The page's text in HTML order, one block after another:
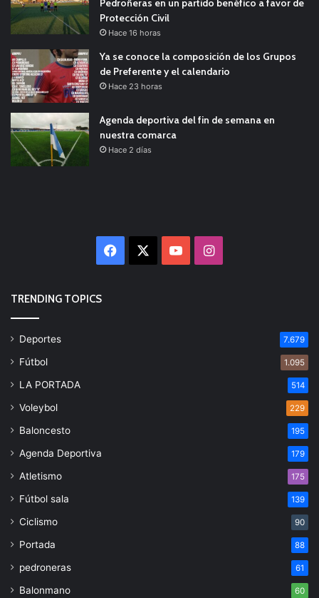
Pedroñeras en un partido benéfico a favor de
Protección Civil
Hace 16 horas
Ya se conoce la composición de los Grupos
de Preferente y el calendario
Hace 23 horas
Agenda deportiva del fin de semana en
nuestra comarca
Hace 2 días
Facebook YouTubeInstagram
TRENDING TOPICS
Deportes 7.679
Fútbol 1.095
LA PORTADA 514
Voleybol 229
Baloncesto 195
Agenda Deportiva 179
Atletismo 175
Fútbol sala 139
Ciclismo 90
Portada 88
pedroneras 61
Balonmano 60